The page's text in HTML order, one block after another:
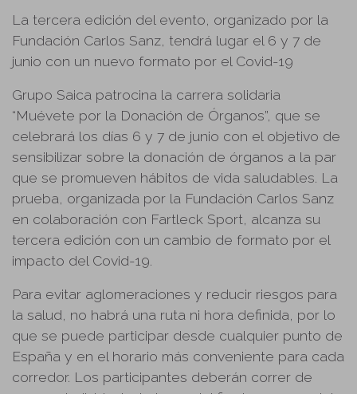
La tercera edición del evento, organizado por la
Fundación Carlos Sanz, tendrá lugar el 6 y 7 de
junio con un nuevo formato por el Covid-19
Grupo Saica patrocina la carrera solidaria
“Muévete por la Donación de Órganos”, que se
celebrará los días 6 y 7 de junio con el objetivo de
sensibilizar sobre la donación de órganos a la par
que se promueven hábitos de vida saludables. La
prueba, organizada por la Fundación Carlos Sanz
en colaboración con Fartleck Sport, alcanza su
tercera edición con un cambio de formato por el
impacto del Covid-19.
Para evitar aglomeraciones y reducir riesgos para
la salud, no habrá una ruta ni hora definida, por lo
que se puede participar desde cualquier punto de
España y en el horario más conveniente para cada
corredor. Los participantes deberán correr de